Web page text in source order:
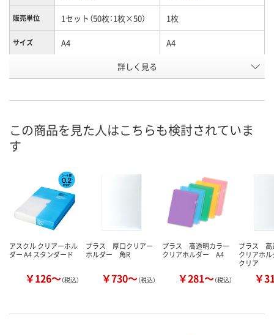
販売単位 1セット（50枚：1枚×50） 1枚
サイズ A4 A4
詳しく見る
この商品を見た人はこちらも検討されていま
す
アスクル クリアーホル
ダー A4 スタンダード
￥126～（税込）
プラス 厚口クリアー
ホルダー 角R
￥730～（税込）
プラス 高透明カラー
クリアホルダー A4
￥281～（税込）
プラス 高
クリアホ
クリア
￥